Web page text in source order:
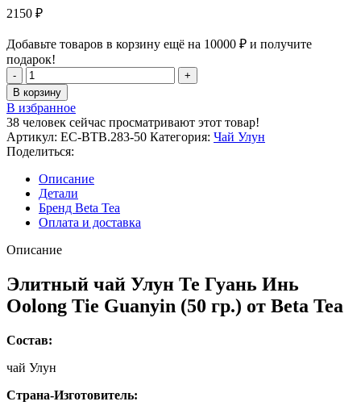
2150 ₽
Добавьте товаров в корзину ещё на 10000 ₽ и получите
подарок!
Количество
товара
Элитный
чай
Улун
Те
Гуань
Инь
Oolong
Tie
Guanyin
(50
гр.)
В корзину
В избранное
38 человек сейчас просматривают этот товар!
Артикул: EC-BTB.283-50 Категория: Чай Улун
Поделиться:
Описание
Детали
Бренд Beta Tea
Оплата и доставка
Описание
Элитный чай Улун Те Гуань Инь
Oolong Tie Guanyin (50 гр.) от Beta Tea
Состав:
чай Улун
Страна-Изготовитель: